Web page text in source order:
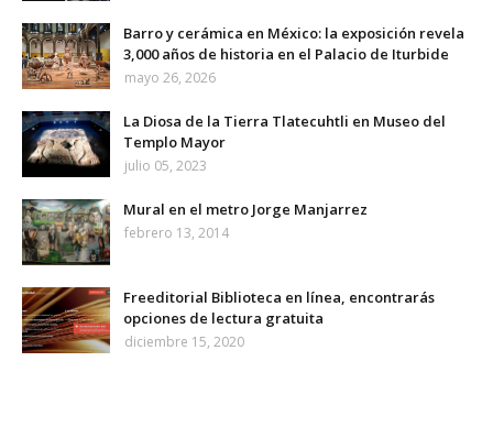
Barro y cerámica en México: la exposición revela
3,000 años de historia en el Palacio de Iturbide
mayo 26, 2026
La Diosa de la Tierra Tlatecuhtli en Museo del
Templo Mayor
julio 05, 2023
Mural en el metro Jorge Manjarrez
febrero 13, 2014
Freeditorial Biblioteca en línea, encontrarás
opciones de lectura gratuita
diciembre 15, 2020